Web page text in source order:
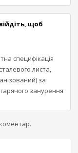
щоб
специфікація
листа,
за
занурення